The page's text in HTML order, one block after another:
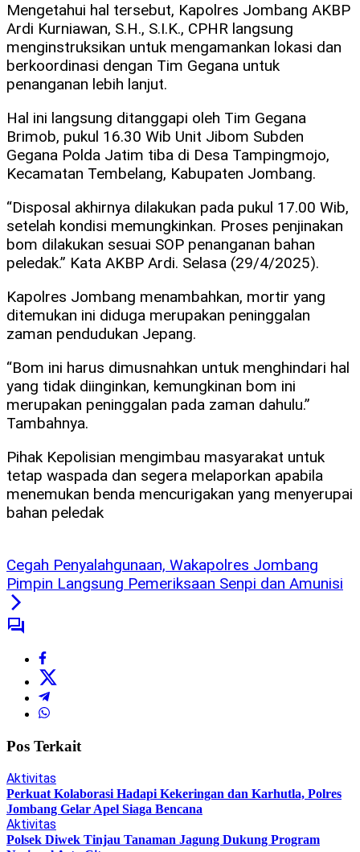
Mengetahui hal tersebut, Kapolres Jombang AKBP
Ardi Kurniawan, S.H., S.I.K., CPHR langsung
menginstruksikan untuk mengamankan lokasi dan
berkoordinasi dengan Tim Gegana untuk
penanganan lebih lanjut.
Hal ini langsung ditanggapi oleh Tim Gegana
Brimob, pukul 16.30 Wib Unit Jibom Subden
Gegana Polda Jatim tiba di Desa Tampingmojo,
Kecamatan Tembelang, Kabupaten Jombang.
“Disposal akhirnya dilakukan pada pukul 17.00 Wib,
setelah kondisi memungkinkan. Proses penjinakan
bom dilakukan sesuai SOP penanganan bahan
peledak.” Kata AKBP Ardi. Selasa (29/4/2025).
Kapolres Jombang menambahkan, mortir yang
ditemukan ini diduga merupakan peninggalan
zaman pendudukan Jepang.
“Bom ini harus dimusnahkan untuk menghindari hal
yang tidak diinginkan, kemungkinan bom ini
merupakan peninggalan pada zaman dahulu.”
Tambahnya.
Pihak Kepolisian mengimbau masyarakat untuk
tetap waspada dan segera melaporkan apabila
menemukan benda mencurigakan yang menyerupai
bahan peledak
Cegah Penyalahgunaan, Wakapolres Jombang
Pimpin Langsung Pemeriksaan Senpi dan Amunisi
Pos Terkait
Aktivitas
Perkuat Kolaborasi Hadapi Kekeringan dan Karhutla, Polres
Jombang Gelar Apel Siaga Bencana
Aktivitas
Polsek Diwek Tinjau Tanaman Jagung Dukung Program